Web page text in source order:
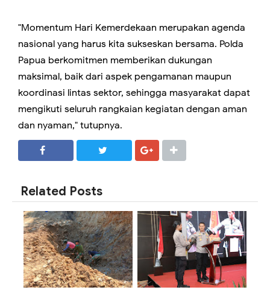
"Momentum Hari Kemerdekaan merupakan agenda
nasional yang harus kita sukseskan bersama. Polda
Papua berkomitmen memberikan dukungan
maksimal, baik dari aspek pengamanan maupun
koordinasi lintas sektor, sehingga masyarakat dapat
mengikuti seluruh rangkaian kegiatan dengan aman
dan nyaman," tutupnya.
Related Posts